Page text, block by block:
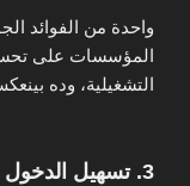
المؤسسات على
التشغيلية، وده
3. تسهيل الدخول للأسواق الدولية